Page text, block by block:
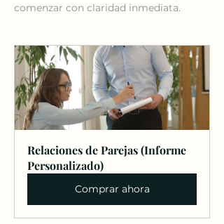
comenzar con claridad inmediata.
Relaciones de Parejas (Informe
Personalizado)
Comprar ahora